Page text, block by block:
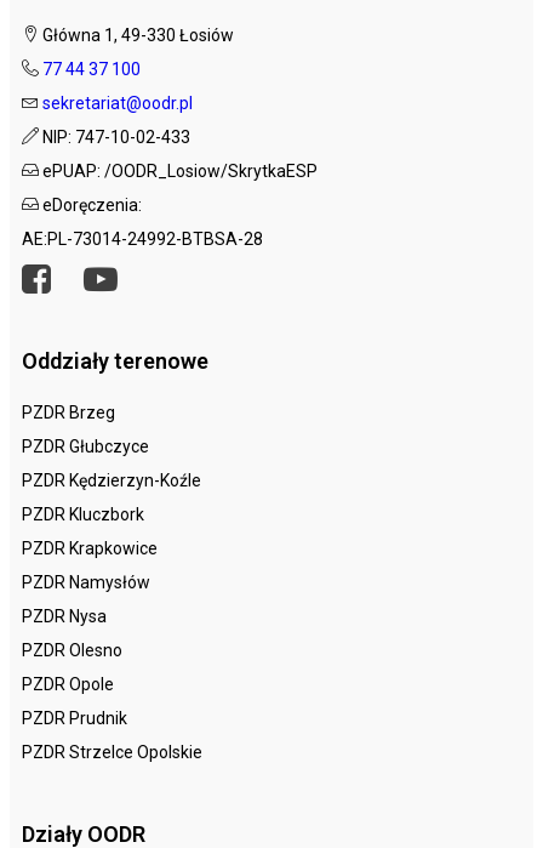
Główna 1, 49-330 Łosiów
77 44 37 100
sekretariat@oodr.pl
NIP: 747-10-02-433
ePUAP: /OODR_Losiow/SkrytkaESP
eDoręczenia:
AE:PL-73014-24992-BTBSA-28
Oddziały terenowe
PZDR Brzeg
PZDR Głubczyce
PZDR Kędzierzyn-Koźle
PZDR Kluczbork
PZDR Krapkowice
PZDR Namysłów
PZDR Nysa
PZDR Olesno
PZDR Opole
PZDR Prudnik
PZDR Strzelce Opolskie
Działy OODR